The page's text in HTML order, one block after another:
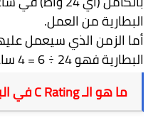
البطارية من العمل.
أما الزمن الذي سيعمل
البطارية فهو 24 ÷ 6 = 4 ساعات عمل.
ما هو الـC Ratingفي